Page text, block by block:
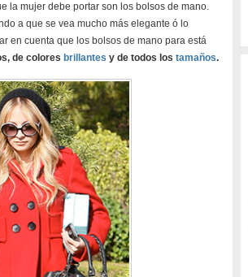
la mujer debe portar son los bolsos de mano.
a que se vea mucho más elegante ó lo
en cuenta que los bolsos de mano para está
de colores brillantes y de todos los tamaños.